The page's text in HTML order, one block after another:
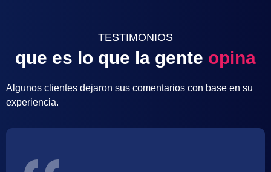
TESTIMONIOS
que es lo que la gente opina
Algunos clientes dejaron sus comentarios con base en su
experiencia.